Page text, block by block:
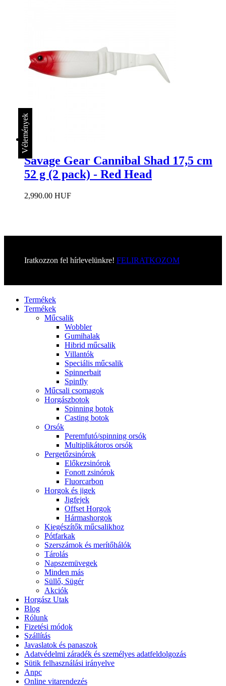
Savage Gear Cannibal Shad 17,5 cm
52 g (2 pack) - Red Head
2,990.00 HUF
Iratkozzon fel hírlevelünkre! FELIRATKOZOM
Termékek
Termékek
Műcsalik
Wobbler
Gumihalak
Hibrid műcsalik
Villantók
Speciális műcsalik
Spinnerbait
Spinfly
Műcsali csomagok
Horgászbotok
Spinning botok
Casting botok
Orsók
Peremfutó/spinning orsók
Multiplikátoros orsók
Pergetőzsinórok
Előkezsinórok
Fonott zsinórok
Fluorcarbon
Horgok és jigek
Jigfejek
Offset Horgok
Hármashorgok
Kiegészítők műcsalikhoz
Pótfarkak
Szerszámok és merítőhálók
Tárolás
Napszemüvegek
Minden más
Süllő, Sügér
Akciók
Horgász Utak
Blog
Rólunk
Fizetési módok
Szállítás
Javaslatok és panaszok
Adatvédelmi záradék és személyes adatfeldolgozás
Sütik felhasználási irányelve
Anpc
Online vitarendezés
Vélemények